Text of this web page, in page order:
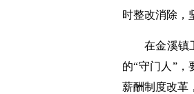
时整改消除，
在金溪镇
的“守门人”
薪酬制度改革